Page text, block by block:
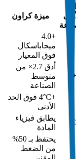
الحد
ميزة كراون
+4.0
ميجاباسكال
فوق المعيار
أدق 2.7× من
متوسط
الصناعة
+4°C فوق الحد
الأدنى
يطابق فيزياء
المادة
يحتفظ بـ 50%
من الضغط